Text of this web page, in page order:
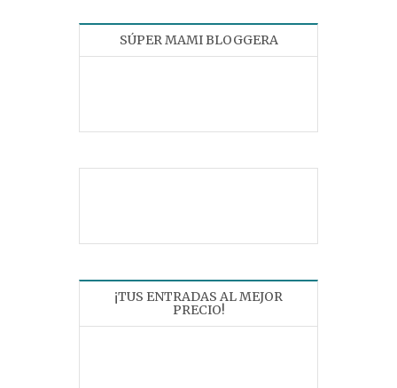
SÚPER MAMI BLOGGERA
¡TUS ENTRADAS AL MEJOR
PRECIO!